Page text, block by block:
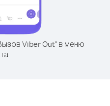
Viber Out" в меню